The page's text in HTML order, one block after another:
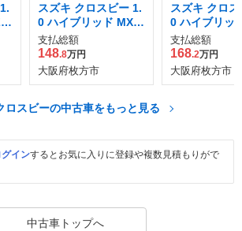
スズキ クロスビー 1.
0 ハイブリッド MX
スズキ セーフティ サ
ポートパッケージ装
着車
支払総額
148.8万円
大阪府枚方市
スズキ クロ
0 ハイブリッ
支払総額
168.2万円
大阪府枚方市
ロスビーの中古車をもっと見る
インするとお気に入りに登録や複数見積もりがで
中古車トップへ